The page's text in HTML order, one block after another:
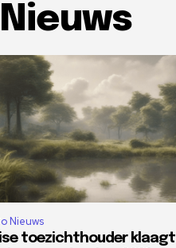
Nieuws
toezichthouder klaagt